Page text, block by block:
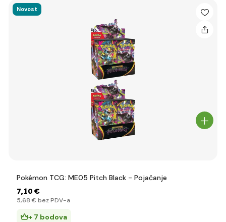
Novost
Pokémon TCG: ME05 Pitch Black - Pojačanje
7,10 €
5,68 € bez PDV-a
+ 7 bodova